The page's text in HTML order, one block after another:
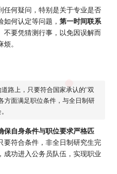
任何疑问，特别是关于专业是否
何认定等问题， 第一时间联系
不要凭猜测行事，以免因误解而
。
路上，只要符合国家承认的“双
方面满足职位条件，与全日制研
保自身条件与职位要求严格匹
要符合条件，非全日制研究生完
成功进入公务员队伍，实现职业